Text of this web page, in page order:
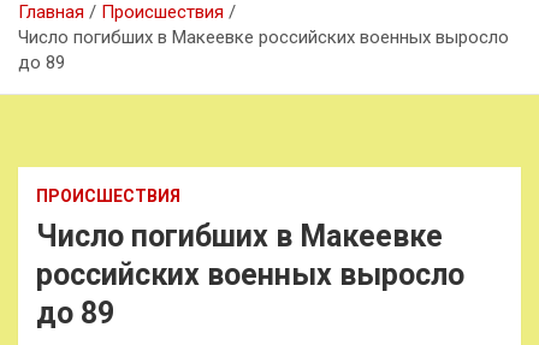
Главная
Происшествия
Число погибших в Макеевке российских военных выросло
до 89
ПРОИСШЕСТВИЯ
Число погибших в Макеевке
российских военных выросло
до 89